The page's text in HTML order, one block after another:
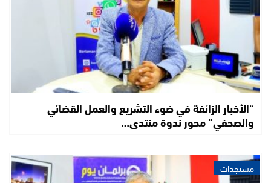
“الأخبار الزائفة في ضوء التشريع والعمل القضائي
والصحفي” محور ندوة منتدى…
مستجدات